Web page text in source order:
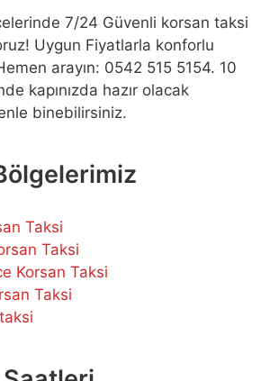
7/24 Güvenli korsan taksi
Uygun Fiyatlarla konforlu
arayın: 0542 515 5154. 10
kapınızda hazır olacak
binebilirsiniz.
Taksi
Taksi
Korsan Taksi
Taksi